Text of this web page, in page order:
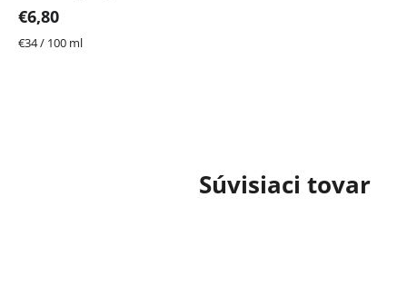
Súvisiaci tovar
€6,80
Jednotková
€34 / 100 ml